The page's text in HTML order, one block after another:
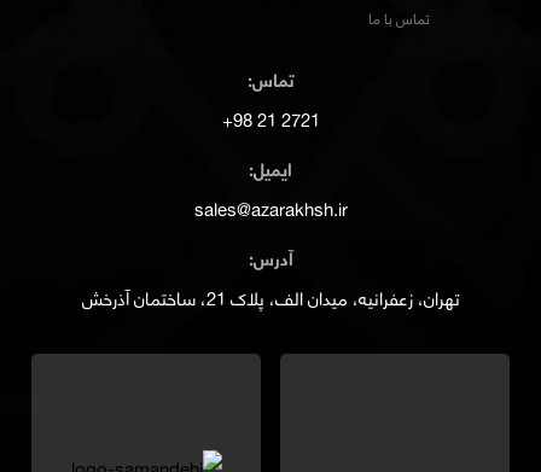
تماس با ما
تماس:
2721 21 98+
ایمیل:
sales@azarakhsh.ir
آدرس:
تهران، زعفرانیه، میدان الف، پلاک 21، ساختمان آذرخش